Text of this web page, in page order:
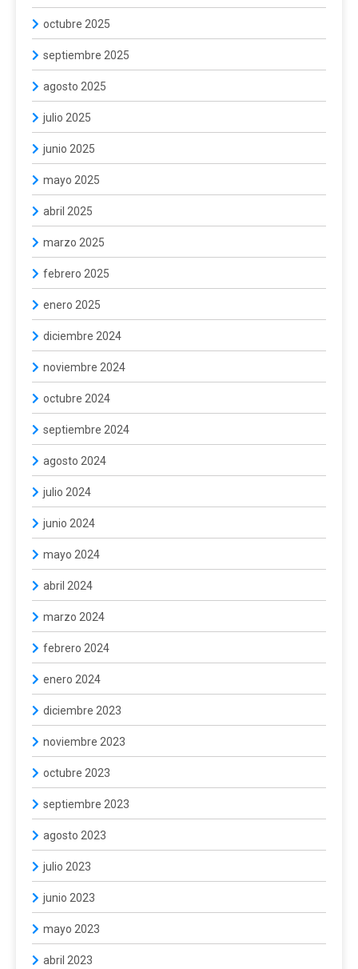
octubre 2025
septiembre 2025
agosto 2025
julio 2025
junio 2025
mayo 2025
abril 2025
marzo 2025
febrero 2025
enero 2025
diciembre 2024
noviembre 2024
octubre 2024
septiembre 2024
agosto 2024
julio 2024
junio 2024
mayo 2024
abril 2024
marzo 2024
febrero 2024
enero 2024
diciembre 2023
noviembre 2023
octubre 2023
septiembre 2023
agosto 2023
julio 2023
junio 2023
mayo 2023
abril 2023